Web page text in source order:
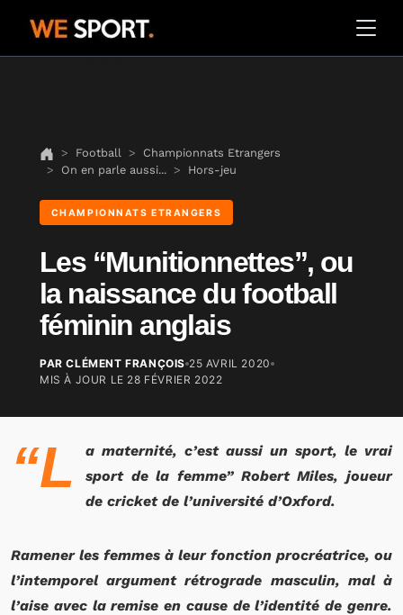
Football
Championnats Etrangers
On en parle aussi...
Hors-jeu
CHAMPIONNATS ETRANGERS
Les “Munitionnettes”, ou
la naissance du football
féminin anglais
PAR CLÉMENT FRANÇOIS 25 AVRIL 2020
MIS À JOUR LE 28 FÉVRIER 2022
“L
a maternité, c’est aussi un sport, le vrai
sport de la femme” Robert Miles, joueur
de cricket de l’université d’Oxford.
Ramener les femmes à leur fonction procréatrice, ou
l’intemporel argument rétrograde masculin, mal à
l’aise avec la remise en cause de l’identité de genre.